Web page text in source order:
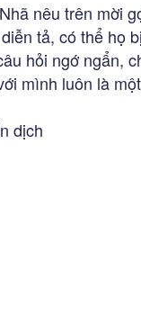
nêu trên mời
tả, có thể họ
hỏi ngớ ngẩn,
mình luôn là
dịch